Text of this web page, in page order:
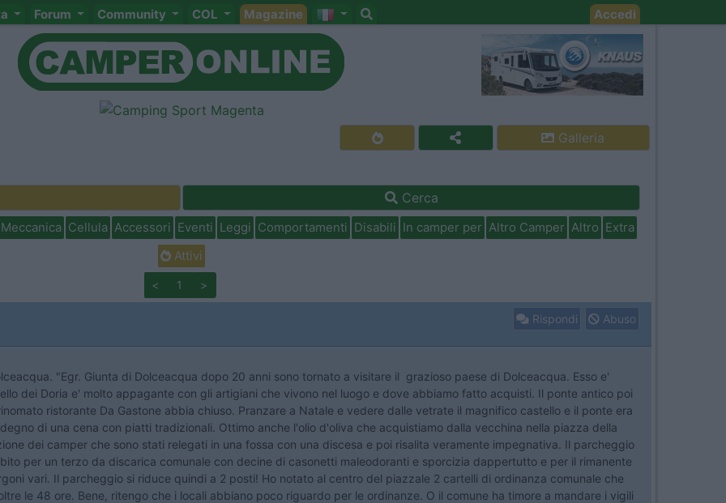
Forum Community COL Magazine Accedi
Galleria
Cerca
Meccanica Cellula Accessori Eventi Leggi Comportamenti Disabili In camper per Altro Camper Altro Extra
Attivi
< 1 >
Rispondi Abuso
"Egr. Giunta di Dolceacqua dopo 20 anni sono tornato a visitare il grazioso paese di Dolceacqua. Esso e'
dei Doria e' molto appagante con gli artigiani che vivono nel luogo e dove abbiamo fatto acquisti. Il ponte antico poi
ristorante Da Gastone abbia chiuso. Pranzare a Natale e vedere dalle vetrate il magnifico castello e il ponte era
di una cena con piatti tradizionali. Ottimo anche l'olio d'oliva che acquistiamo dalla vecchina nella piazza della
dei camper che sono stati relegati in una fossa con una discesa e poi risalita veramente impegnativa. Il parcheggio
per un terzo da discarica comunale con decine di casonetti maleodoranti e sporcizia dappertutto e per il rimanente
vari. Il parcheggio si riduce quindi a 2 posti! Ho notato al centro del piazzale 2 cartelli di ordinanza comunale che
le 48 ore. Bene, ritengo che i locali abbiano poco riguardo per le ordinanze. O il comune ha timore a mandare i vigili